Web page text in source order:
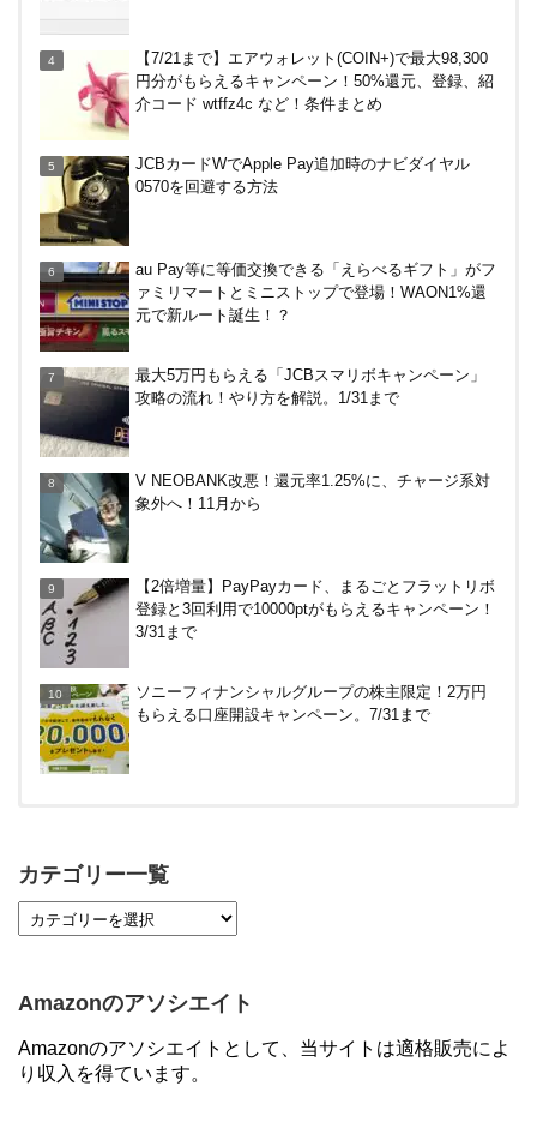
きを体験！使ってわかった便利さ
術を総ざらい
つ
で20％還元！
円分がもらえるキャンペーン！50%還元、登録、紹
介コード wtffz4c など！条件まとめ
～
【7/21まで】エアウォレット(COIN+)で最大98,300
円分がもらえるキャンペーン！50%還元、登録、紹
介コード wtffz4c など！条件まとめ
JCBカードWでApple Pay追加時のナビダイヤル
0570を回避する方法
au Pay等に等価交換できる「えらべるギフト」がフ
ァミリマートとミニストップで登場！WAON1%還
元で新ルート誕生！？
最大5万円もらえる「JCBスマリボキャンペーン」
攻略の流れ！やり方を解説。1/31まで
V NEOBANK改悪！還元率1.25%に、チャージ系対
象外へ！11月から
【2倍増量】PayPayカード、まるごとフラットリボ
登録と3回利用で10000ptがもらえるキャンペーン！
3/31まで
ソニーフィナンシャルグループの株主限定！2万円
もらえる口座開設キャンペーン。7/31まで
【7/21まで】エアウォレット(COIN+)で最大98,300
ソニーフィナンシャルグループの株主限定！2万円
もらえる口座開設キャンペーン。7/31まで
カテゴリー一覧
Amazonのアソシエイト
Amazonのアソシエイトとして、当サイトは適格販売によ
り収入を得ています。